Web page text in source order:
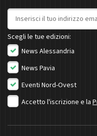
Indirizzo email
Scegli le tue edizioni:
News Alessandria
News Pavia
Eventi Nord-Ovest
Accetto l'iscrizione e la